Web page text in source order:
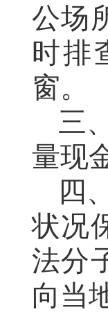
公场
时排
窗。
三
量现
四
状况
法分
向当